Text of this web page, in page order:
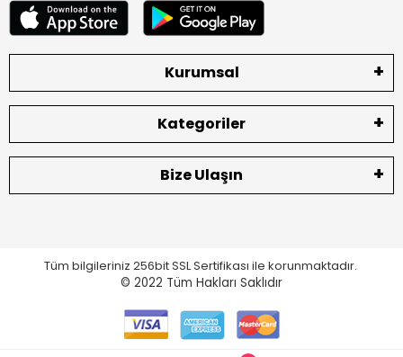
Kurumsal
Kategoriler
Bize Ulaşın
Tüm bilgileriniz 256bit SSL Sertifikası ile korunmaktadır.
© 2022 Tüm Hakları Saklıdır